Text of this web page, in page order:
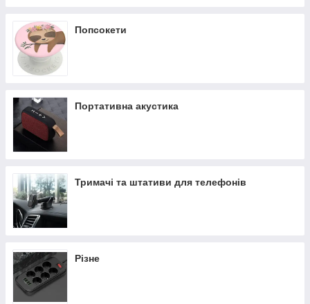
Попсокети
Портативна акустика
Тримачі та штативи для телефонів
Різне